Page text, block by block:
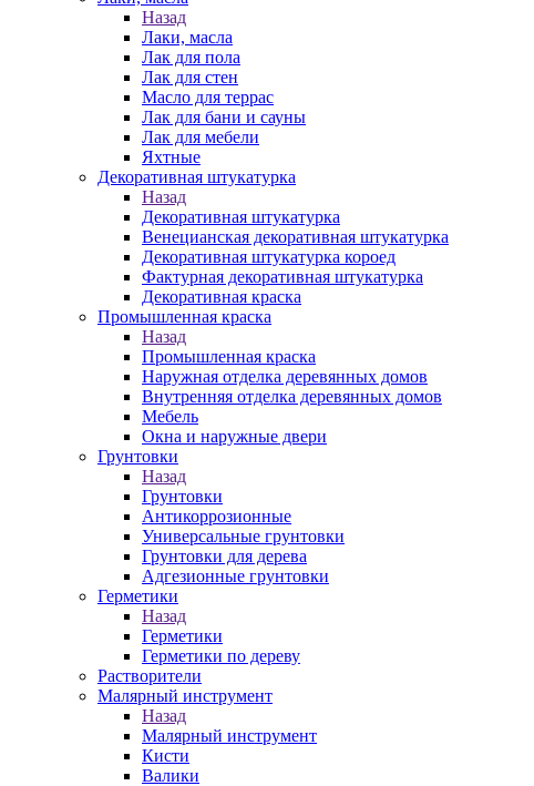
Назад
Лаки, масла
Лак для пола
Лак для стен
Масло для террас
Лак для бани и сауны
Лак для мебели
Яхтные
Декоративная штукатурка
Назад
Декоративная штукатурка
Венецианская декоративная штукатурка
Декоративная штукатурка короед
Фактурная декоративная штукатурка
Декоративная краска
Промышленная краска
Назад
Промышленная краска
Наружная отделка деревянных домов
Внутренняя отделка деревянных домов
Мебель
Окна и наружные двери
Грунтовки
Назад
Грунтовки
Антикоррозионные
Универсальные грунтовки
Грунтовки для дерева
Адгезионные грунтовки
Герметики
Назад
Герметики
Герметики по дереву
Растворители
Малярный инструмент
Назад
Малярный инструмент
Кисти
Валики